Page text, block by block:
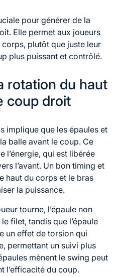
pour générer de la
Elle permet aux joueurs
corps, plutôt que juste leur
plus puissant et contrôlé.
rotation du haut
coup droit
implique que les épaules et
balle avant le coup. Ce
l’énergie, qui est libérée
l’avant. Un bon timing et
haut du corps et le bras
la puissance.
tourne, l’épaule non
filet, tandis que l’épaule
un effet de torsion qui
permettant un suivi plus
mènent le swing peut
l’efficacité du coup.